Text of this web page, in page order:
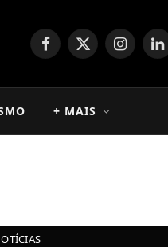
Facebook
X
+ MAIS